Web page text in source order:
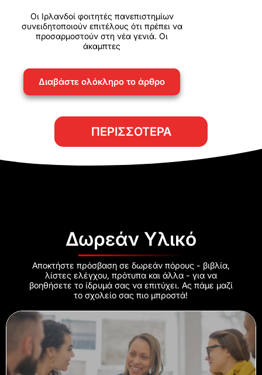
Οι Ιρλανδοί φοιτητές πανεπιστημίων
συνειδητοποιούν επιτέλους ότι πρέπει να
προσαρμοστούν στη νέα γενιά. Οι
άκαμπτες
Διαβάστε ολόκληρο το άρθρο
ΠΕΡΙΣΣΌΤΕΡΑ
Δωρεάν Υλικό
Αποκτήστε πρόσβαση σε δωρεάν πόρους - βιβλία,
λίστες ελέγχου, πρότυπα και άλλα - για να
βοηθήσετε το ίδρυμά σας να επιτύχει. Ας πάμε μαζί
το σχολείο σας πιο μπροστά!